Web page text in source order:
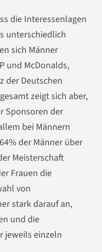
die Interessenlagen
unterschiedlich
sich Männer
und McDonalds,
der Deutschen
zeigt sich aber,
Sponsoren der
bei Männern
der Männer über
Meisterschaft
Frauen die
von
stark darauf an,
und die
jeweils einzeln